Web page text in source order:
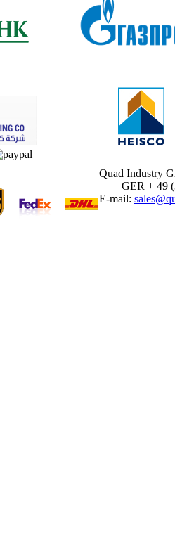
Quad Industry
GER + 49
E-mail: